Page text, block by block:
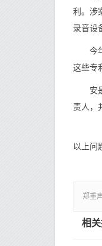
利。涉
录音设
今年1
这些专
安是
责人，
以上问
郑重
相